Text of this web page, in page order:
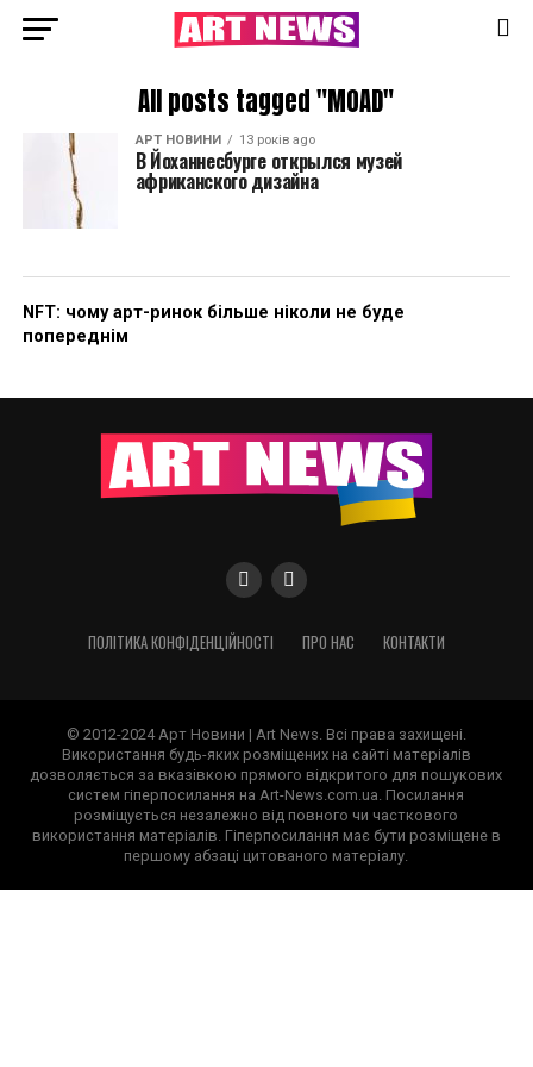
All posts tagged "MOAD"
АРТ НОВИНИ 13 років ago
В Йоханнесбурге открылся музей
африканского дизайна
NFT: чому арт-ринок більше ніколи не буде
попереднім
ПОЛІТИКА КОНФІДЕНЦІЙНОСТІ ПРО НАС КОНТАКТИ
© 2012-2024 Арт Новини | Art News. Всі права захищені.
Використання будь-яких розміщених на сайті матеріалів
дозволяється за вказівкою прямого відкритого для пошукових
систем гіперпосилання на Art-News.com.ua. Посилання
розміщується незалежно від повного чи часткового
використання матеріалів. Гіперпосилання має бути розміщене в
першому абзаці цитованого матеріалу.